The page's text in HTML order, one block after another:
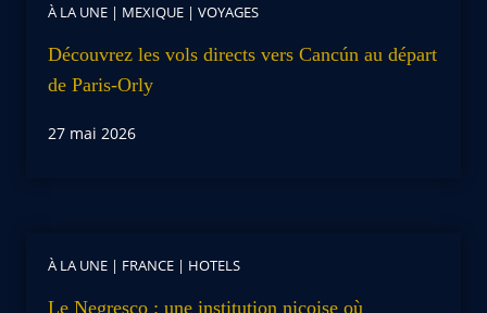
À LA UNE | MEXIQUE | VOYAGES
Découvrez les vols directs vers Cancún au départ
de Paris-Orly
27 mai 2026
À LA UNE | FRANCE | HOTELS
Le Negresco : une institution niçoise où